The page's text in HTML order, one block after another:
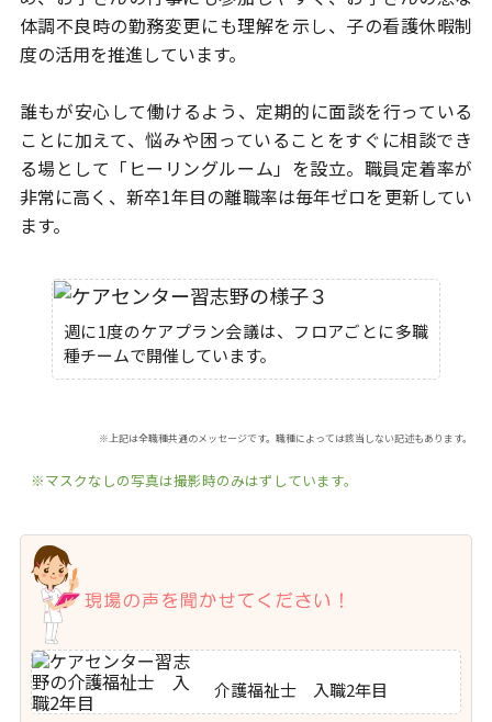
体調不良時の勤務変更にも理解を示し、子の看護休暇制
度の活用を推進しています。
誰もが安心して働けるよう、定期的に面談を行っている
ことに加えて、悩みや困っていることをすぐに相談でき
る場として「ヒーリングルーム」を設立。 職員定着率が
非常に高く、新卒1年目の離職率は毎年ゼロを更新してい
ます。
週に1度のケアプラン会議は、フロアごとに多職
種チームで開催しています。
※上記は全職種共通のメッセージです。職種によっては該当しない記述もあります。
※マスクなしの写真は撮影時のみはずしています。
介護福祉士 入職2年目